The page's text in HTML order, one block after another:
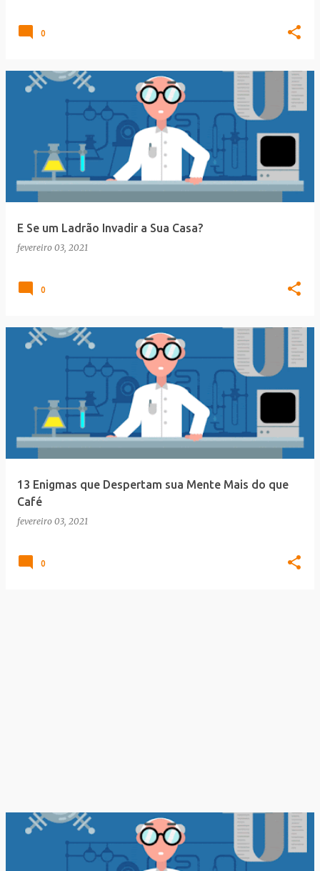
0
E Se um Ladrão Invadir a Sua Casa?
fevereiro 03, 2021
0
13 Enigmas que Despertam sua Mente Mais do que
Café
fevereiro 03, 2021
0